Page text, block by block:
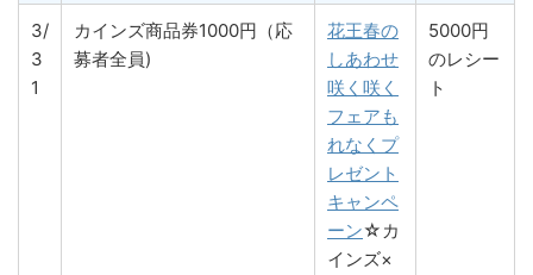
3/
3
1
カインズ商品券1000円（応
募者全員)
花王春の
しあわせ
咲く咲く
フェアも
れなくプ
レゼント
キャンペ
ーン☆カ
インズ×
5000円
のレシー
ト